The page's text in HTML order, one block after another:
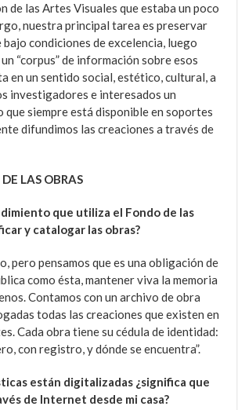
de las Artes Visuales que estaba un poco
nuestra principal tarea es preservar
condiciones de excelencia, luego
“corpus” de información sobre esos
en un sentido social, estético, cultural, a
investigadores e interesados un
que siempre está disponible en soportes
difundimos las creaciones a través de
LAS OBRAS
que utiliza el Fondo de las
y catalogar las obras?
pero pensamos que es una obligación de
como ésta, mantener viva la memoria
Contamos con un archivo de obra
todas las creaciones que existen en
Cada obra tiene su cédula de identidad:
con registro, y dónde se encuentra”.
están digitalizadas ¿significa que
de Internet desde mi casa?